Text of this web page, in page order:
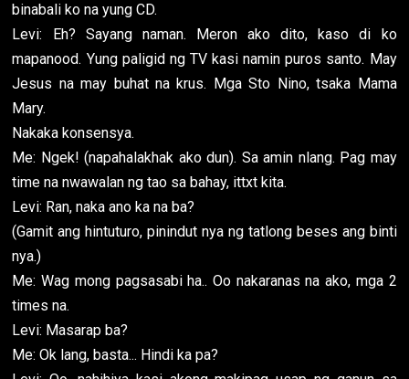
binabali ko na yung CD.
Levi: Eh? Sayang naman. Meron ako dito, kaso di ko
mapanood. Yung paligid ng TV kasi namin puros santo. May
Jesus na may buhat na krus. Mga Sto Nino, tsaka Mama
Mary.
Nakaka konsensya.
Me: Ngek! (napahalakhak ako dun). Sa amin nlang. Pag may
time na nwawalan ng tao sa bahay, ittxt kita.
Levi: Ran, naka ano ka na ba?
(Gamit ang hintuturo, pinindut nya ng tatlong beses ang binti
nya.)
Me: Wag mong pagsasabi ha.. Oo nakaranas na ako, mga 2
times na.
Levi: Masarap ba?
Me: Ok lang, basta... Hindi ka pa?